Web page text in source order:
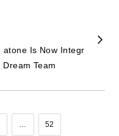
atone Is Now Integr
Team
… 52